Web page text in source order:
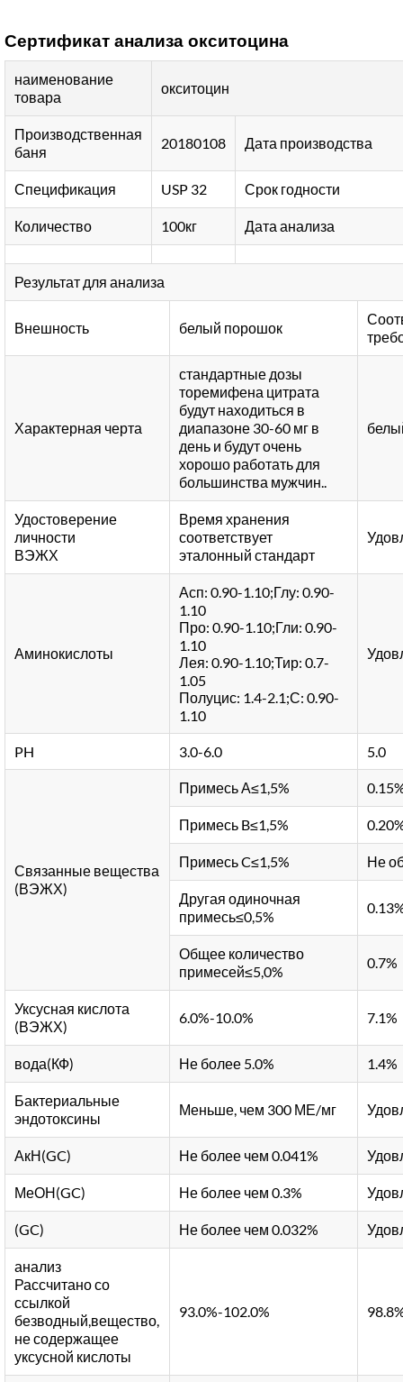
Сертификат анализа окситоцина
наименование
товара
окситоцин
Производственная
баня
20180108 Дата производства
Спецификация USP 32 Срок годности
Количество 100кг Дата анализа
Результат для анализа
Внешность белый порошок
Характерная черта
стандартные дозы
торемифена цитрата
будут находиться в
диапазоне 30-60 мг в
день и будут очень
хорошо работать для
большинства мужчин..
Удостоверение
личности
ВЭЖХ
Время хранения
соответствует
эталонный стандарт
Аминокислоты
Асп: 0.90-1.10;Глу: 0.90-
1.10
Про: 0.90-1.10;Гли: 0.90-
1.10
Лея: 0.90-1.10;Тир: 0.7-
1.05
Полуцис: 1.4-2.1;С: 0.90-
1.10
PH 3.0-6.0 5.0
Связанные вещества
(ВЭЖХ)
Примесь А≤1,5%
Примесь B≤1,5%
Примесь C≤1,5% Не
Другая одиночная
примесь≤0,5%
Общее количество
примесей≤5,0%
0.7%
Уксусная кислота
(ВЭЖХ)
6.0%-10.0% 7.1%
вода(КФ) Не более 5.0% 1.4%
Бактериальные
эндотоксины
Меньше, чем 300 МЕ/мг
АкН(GC) Не более чем 0.041%
МеОН(GC) Не более чем 0.3%
(GC) Не более чем 0.032%
анализ
Рассчитано со
ссылкой
безводный,вещество,
не содержащее
уксусной кислоты
93.0%-102.0%